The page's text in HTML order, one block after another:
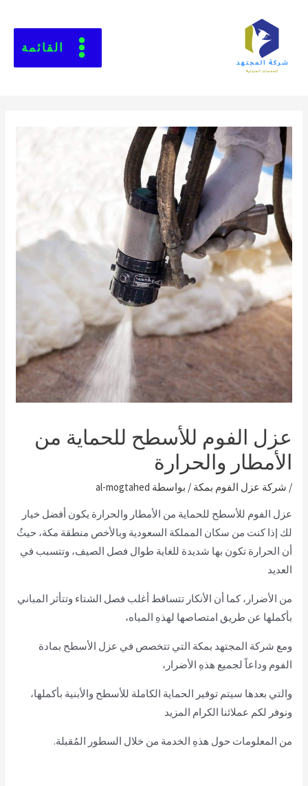
القائمة
عزل الفوم للأسطح للحماية من
الأمطار والحرارة
/ شركة عزل الفوم بمكة / بواسطة al-mogtahed
عزل الفوم للأسطح للحماية من الأمطار والحرارة يكون أفضل خيار
لك إذا كنت من سكان المملكة السعودية وبالأخص منطقة مكة، حيثُ
أن الحرارة تكون بها شديدة للغاية طوال فصل الصيف، وتتسبب في
العديد
من الأضرار، كما أن الأنكار تتساقط أغلب فصل الشتاء وتتأثر المباني
بأكملها عن طريق امتصاصها لهذهِ المياه،
ومع شركة المجتهد بمكة التي تتخصص في عزل الأسطح بمادة
الفوم وداعاً لجميع هذهِ الأضرار،
والتي بعدها سيتم توفير الحماية الكاملة للأسطح والأبنية بأكملها،
ونوفر لكم عملائنا الكرام المزيد
من المعلومات حول هذهِ الخدمة من خلال السطور المُقبلة.